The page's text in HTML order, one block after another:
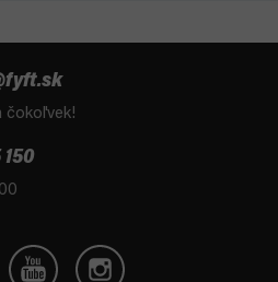
čokoľvek!